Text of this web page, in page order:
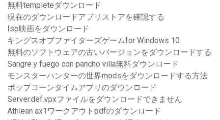
無料templeteダウンロード
現在のダウンロードアプリストアを確認する
Iso映画をダウンロード
キングスオブファイターズゲームfor Windows 10
無料のソフトウェアの古いバージョンをダウンロードする
Sangre y fuego con pancho villa無料ダウンロード
モンスターハンターの世界modsをダウンロードする方法
ポップコーンタイムアプリのダウンロード
Server.def.vpxファイルをダウンロードできません
Athlean ax1ワークアウトpdfのダウンロード